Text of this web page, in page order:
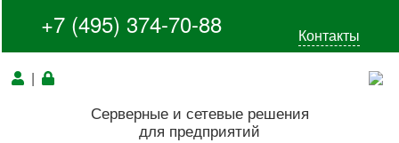
+7 (495) 374-70-88 Контакты
|
Серверные и сетевые решения
для предприятий